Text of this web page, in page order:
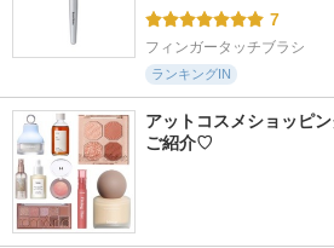
7
フィンガータッチブラシ
ランキングIN
アットコスメショッピ
ご紹介♡